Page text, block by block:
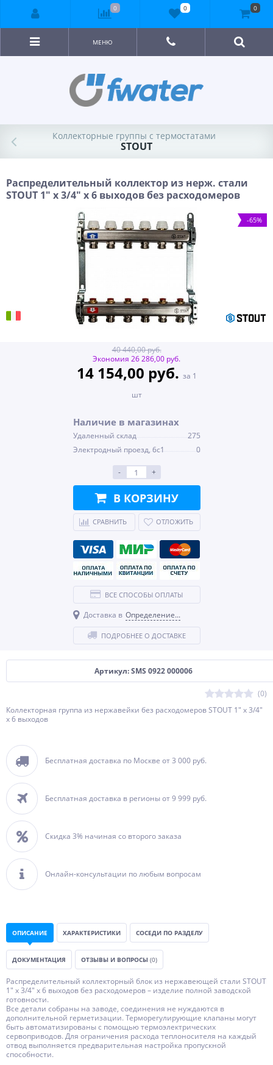
МЕНЮ
Коллекторные группы с термостатами
STOUT
Распределительный коллектор из нерж. стали
STOUT 1" х 3/4" х 6 выходов без расходомеров
-65%
Артикул: SMS 0922 000006
(0)
Коллекторная группа из нержавейки без расходомеров STOUT 1" х 3/4"
х 6 выходов
Бесплатная доставка по Москве от 3 000 руб.
Бесплатная доставка в регионы от 9 999 руб.
Скидка 3% начиная со второго заказа
Онлайн-консультации по любым вопросам
40 440,00 руб.
Экономия 26 286,00 руб.
14 154,00 руб. за 1
шт
Наличие в магазинах
Удаленный склад
275
Электродный проезд, 6с1
0
- +
В КОРЗИНУ
СРАВНИТЬ ОТЛОЖИТЬ
ВСЕ СПОСОБЫ ОПЛАТЫ
Доставка в Определение...
ПОДРОБНЕЕ О ДОСТАВКЕ
ОПИСАНИЕ ХАРАКТЕРИСТИКИ СОСЕДИ ПО РАЗДЕЛУ
ДОКУМЕНТАЦИЯ ОТЗЫВЫ И ВОПРОСЫ (0)
Распределительный коллекторный блок из нержавеющей стали STOUT
1" х 3/4" х 6 выходов без расходомеров – изделие полной заводской
готовности.
Все детали собраны на заводе, соединения не нуждаются в
дополнительной герметизации. Терморегулирующие клапаны могут
быть автоматизированы с помощью термоэлектрических
сервоприводов. Для ограничения расхода теплоносителя на каждый
отвод выполняется предварительная настройка пропускной
способности.
0 0 0